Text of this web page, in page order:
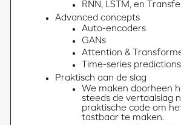
RNN, LSTM, en
Advanced concepts
Auto-encoders
GANs
Attention &
Time-series predictions
Praktisch aan de slag
We maken doorheen
steeds de vertaalslag
praktische code om
tastbaar te maken.